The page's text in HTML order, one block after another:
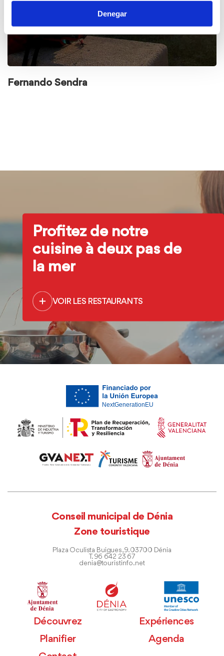
Denegar
Fernando Sendra
Profitez de notre
cuisine à deux pas de
la mer
VOIR LES RESTAURANTS
Conseil municipal de Dénia
Zone touristique
Plaza Oculista Buigues, 9. 03700 Dénia
T. 96 642 23 67
denia@touristinfo.net
Découvrez
Expériences
Planifier
Agenda